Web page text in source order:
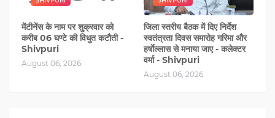
मेंटीनेंस के नाम पर शुक्रवार को
करीब 06 घण्‍टे की विधुत कटौती -
Shivpuri
August 06, 2026
जिला स्तरीय बैठक में दिए निर्देश
स्वतंत्रता दिवस समारोह गरिमा और
हर्षाेल्लास से मनाया जाए - कलेक्टर
वर्मा - Shivpuri
August 06, 2026